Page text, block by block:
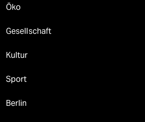
Öko
Gesellschaft
Kultur
Sport
Berlin